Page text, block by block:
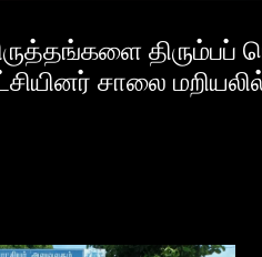
திரும்பப்
சாலை